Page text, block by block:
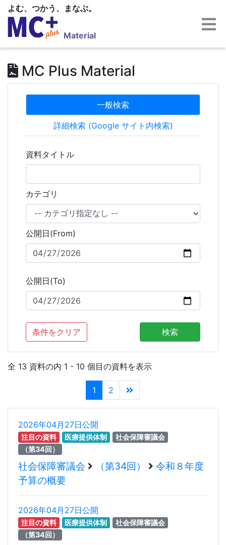
よむ、つかう、まなぶ。
Material
MC Plus Material
一般検索
詳細検索 (Google サイト内検索)
資料タイトル
カテゴリ
公開日(From)
公開日(To)
条件をクリア 検索
全 13 資料の内 1 - 10 個目の資料を表示
1 2
2026年04月27日公開
注目の資料 医療提供体制
社会保障審議会
（第34回）
社会保障審議会 （第34回）
令和８年度
予算の概要
2026年04月27日公開
注目の資料 医療提供体制
社会保障審議会
（第34回）